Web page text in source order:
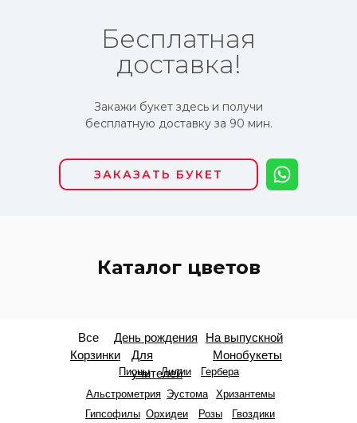
ЗАКАЗАТЬ БУКЕТ
Закажи букет здесь и получи
бесплатную доставку за 90 мин.
Бесплатная
доставка!
Каталог цветов
Все День рождения
На выпускной
Корзинки
Для
учителей
Гипсофилы
Лилии
Гербера
Альстрометрия Эустома Хризантемы
Пионы
Орхидеи Гвоздики
Розы
Монобукеты